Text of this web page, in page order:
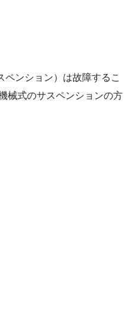
ンション）は故障するこ
械式のサスペンションの方